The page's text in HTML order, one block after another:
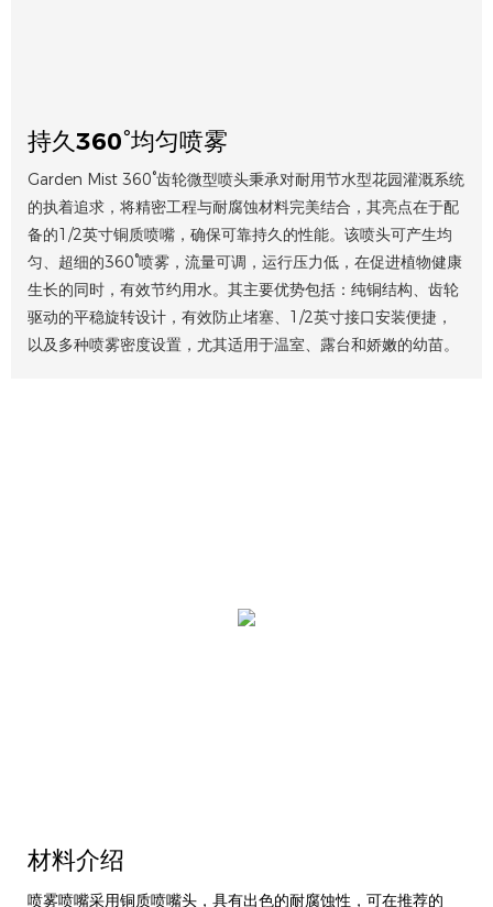
持久360°均匀喷雾
Garden Mist 360°齿轮微型喷头秉承对耐用节水型花园灌溉系统
的执着追求，将精密工程与耐腐蚀材料完美结合，其亮点在于配
备的1/2英寸铜质喷嘴，确保可靠持久的性能。该喷头可产生均
匀、超细的360°喷雾，流量可调，运行压力低，在促进植物健康
生长的同时，有效节约用水。其主要优势包括：纯铜结构、齿轮
驱动的平稳旋转设计，有效防止堵塞、1/2英寸接口安装便捷，
以及多种喷雾密度设置，尤其适用于温室、露台和娇嫩的幼苗。
材料介绍
喷雾喷嘴采用铜质喷嘴头，具有出色的耐腐蚀性，可在推荐的